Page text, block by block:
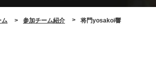
ム 参加チーム紹介 将門yosakoi響